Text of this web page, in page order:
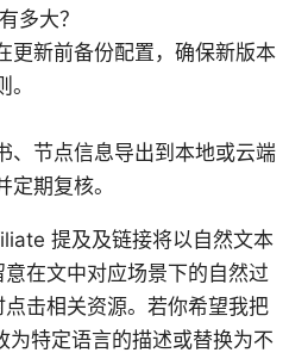
多大？
更新前备份配置，确保新版本
、节点信息导出到本地或云端
定期复核。
提及及链接将以自然文本
在文中对应场景下的自然过
击相关资源。若你希望我把
特定语言的描述或替换为不